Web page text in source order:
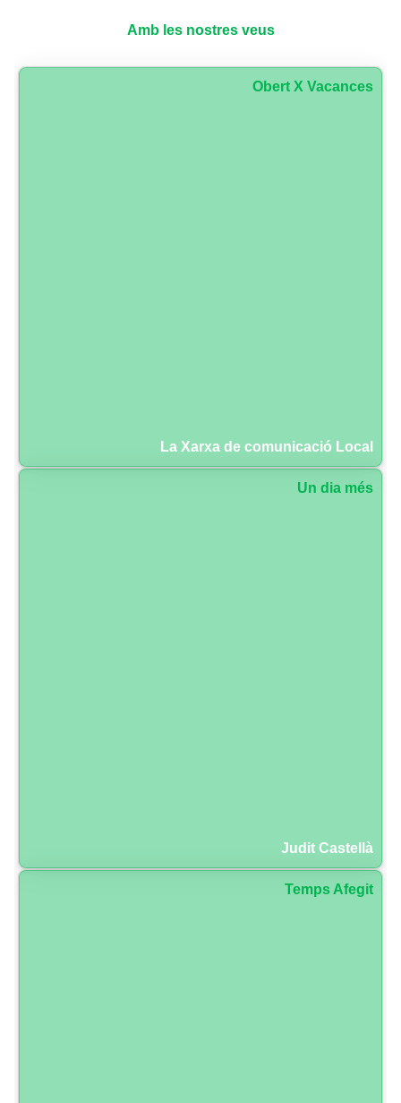
Amb les nostres veus
Obert X Vacances
La Xarxa de comunicació Local
Un dia més
Judit Castellà
Temps Afegit